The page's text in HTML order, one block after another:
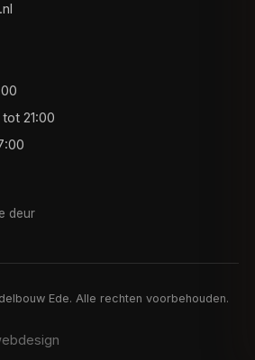
21:00
deur
Ede. Alle rechten voorbehouden.